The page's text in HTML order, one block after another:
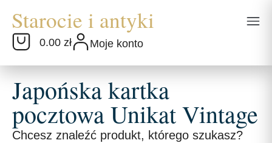
0.00 zł Moje konto
Japońska kartka
pocztowa Unikat Vintage
Chcesz znaleźć produkt, którego szukasz?